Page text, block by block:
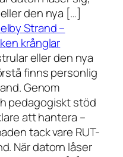
den nya […]
Strand –
krånglar
eller den nya
finns personlig
Genom
pedagogiskt stöd
att hantera –
tack vare RUT-
När datorn låser